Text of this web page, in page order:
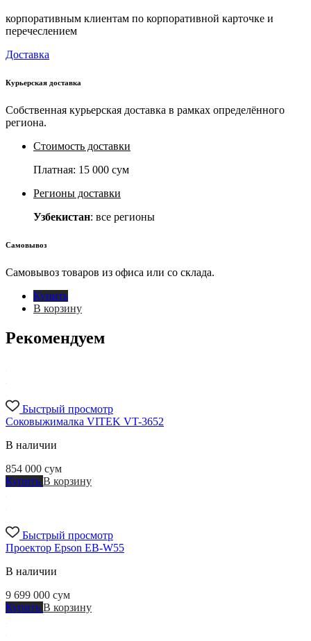
корпоративным клиентам по корпоративной карточке и
перечеслением
Доставка
Курьерская доставка
Собственная курьерская доставка в рамках определённого
региона.
Стоимость доставки
Платная: 15 000 сум
Регионы доставки
Узбекистан: все регионы
Самовывоз
Самовывоз товаров из офиса или со склада.
Купить
В корзину
Рекомендуем
Быстрый просмотр
Соковыжималка VITEK VT-3652
В наличии
854 000 сум
Купить В корзину
Быстрый просмотр
Проектор Epson EB-W55
В наличии
9 699 000 сум
Купить В корзину